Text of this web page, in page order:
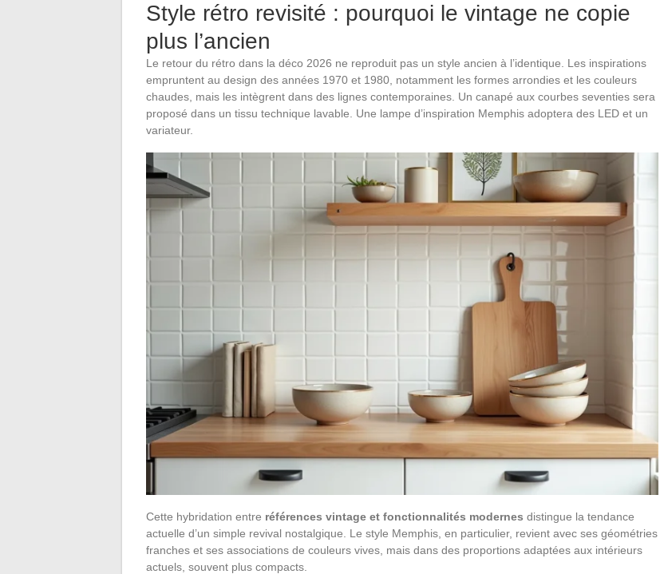
Style rétro revisité : pourquoi le vintage ne copie
plus l’ancien
Le retour du rétro dans la déco 2026 ne reproduit pas un style ancien à l’identique. Les inspirations
empruntent au design des années 1970 et 1980, notamment les formes arrondies et les couleurs
chaudes, mais les intègrent dans des lignes contemporaines. Un canapé aux courbes seventies sera
proposé dans un tissu technique lavable. Une lampe d’inspiration Memphis adoptera des LED et un
variateur.
Cette hybridation entre références vintage et fonctionnalités modernes distingue la tendance
actuelle d’un simple revival nostalgique. Le style Memphis, en particulier, revient avec ses géométries
franches et ses associations de couleurs vives, mais dans des proportions adaptées aux intérieurs
actuels, souvent plus compacts.